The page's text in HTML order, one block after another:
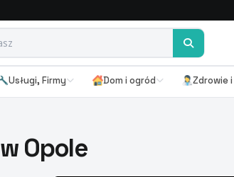
Usługi, Firmy Dom i ogród Zdrowie
w Opole